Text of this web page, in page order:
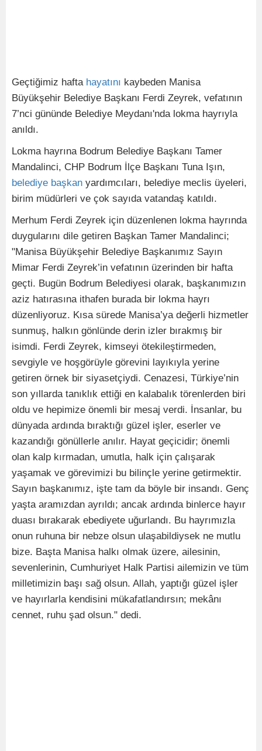
Geçtiğimiz hafta hayatını kaybeden Manisa
Büyükşehir Belediye Başkanı Ferdi Zeyrek, vefatının
7’nci gününde Belediye Meydanı'nda lokma hayrıyla
anıldı.
Lokma hayrına Bodrum Belediye Başkanı Tamer
Mandalinci, CHP Bodrum İlçe Başkanı Tuna Işın,
belediye başkan yardımcıları, belediye meclis üyeleri,
birim müdürleri ve çok sayıda vatandaş katıldı.
Merhum Ferdi Zeyrek için düzenlenen lokma hayrında
duygularını dile getiren Başkan Tamer Mandalinci;
"Manisa Büyükşehir Belediye Başkanımız Sayın
Mimar Ferdi Zeyrek’in vefatının üzerinden bir hafta
geçti. Bugün Bodrum Belediyesi olarak, başkanımızın
aziz hatırasına ithafen burada bir lokma hayrı
düzenliyoruz. Kısa sürede Manisa’ya değerli hizmetler
sunmuş, halkın gönlünde derin izler bırakmış bir
isimdi. Ferdi Zeyrek, kimseyi ötekileştirmeden,
sevgiyle ve hoşgörüyle görevini layıkıyla yerine
getiren örnek bir siyasetçiydi. Cenazesi, Türkiye’nin
son yıllarda tanıklık ettiği en kalabalık törenlerden biri
oldu ve hepimize önemli bir mesaj verdi. İnsanlar, bu
dünyada ardında bıraktığı güzel işler, eserler ve
kazandığı gönüllerle anılır. Hayat geçicidir; önemli
olan kalp kırmadan, umutla, halk için çalışarak
yaşamak ve görevimizi bu bilinçle yerine getirmektir.
Sayın başkanımız, işte tam da böyle bir insandı. Genç
yaşta aramızdan ayrıldı; ancak ardında binlerce hayır
duası bırakarak ebediyete uğurlandı. Bu hayrımızla
onun ruhuna bir nebze olsun ulaşabildiysek ne mutlu
bize. Başta Manisa halkı olmak üzere, ailesinin,
sevenlerinin, Cumhuriyet Halk Partisi ailemizin ve tüm
milletimizin başı sağ olsun. Allah, yaptığı güzel işler
ve hayırlarla kendisini mükafatlandırsın; mekânı
cennet, ruhu şad olsun." dedi.